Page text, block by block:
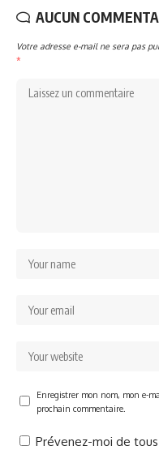
AUCUN
Votre adresse e-mail ne sera pas
*
Enregistrer mon nom, mon e-
prochain commentaire.
Prévenez-moi de